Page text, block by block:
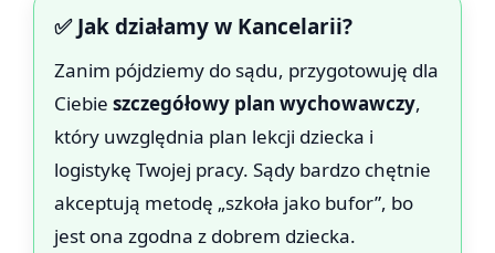
✅ Jak działamy w Kancelarii?
Zanim pójdziemy do sądu, przygotowuję dla
Ciebie szczegółowy plan wychowawczy,
który uwzględnia plan lekcji dziecka i
logistykę Twojej pracy. Sądy bardzo chętnie
akceptują metodę „szkoła jako bufor”, bo
jest ona zgodna z dobrem dziecka.